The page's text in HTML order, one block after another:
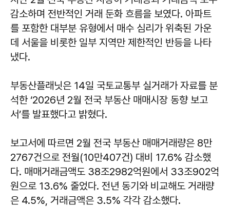
감소하며 전반적인 거래 둔화 흐름을 보였다. 아파트
를 포함한 대부분 유형에서 매수 심리가 위축된 가운
데 서울을 비롯한 일부 지역만 제한적인 반등을 나타
냈다.
부동산플래닛은 14일 국토교통부 실거래가 자료를 분
석한 ‘2026년 2월 전국 부동산 매매시장 동향 보고
서’를 발표했다고 밝혔다.
보고서에 따르면 2월 전국 부동산 매매거래량은 8만
2767건으로 전월(10만407건) 대비 17.6% 감소했
다. 매매거래금액도 38조2982억원에서 33조902억
원으로 13.6% 줄었다. 전년 동기와 비교해도 거래량
은 4.5%, 거래금액은 3.5% 각각 감소했다.